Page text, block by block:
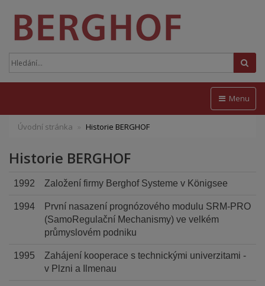
Menu
Úvodní stránka Historie BERGHOF
Historie BERGHOF
1992 Založení firmy Berghof Systeme v Königsee
1994
První nasazení prognózového modulu SRM-PRO
(SamoRegulační Mechanismy) ve velkém
průmyslovém podniku
1995
Zahájení kooperace s technickými univerzitami -
v Plzni a Ilmenau